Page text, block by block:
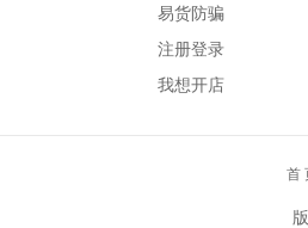
易货防骗
注册登录
我想开店
首